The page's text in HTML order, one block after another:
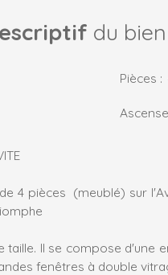
du bien
Pièces :
4 pièces (meublé) sur
taille. Il se compose d'une
fenêtres à double